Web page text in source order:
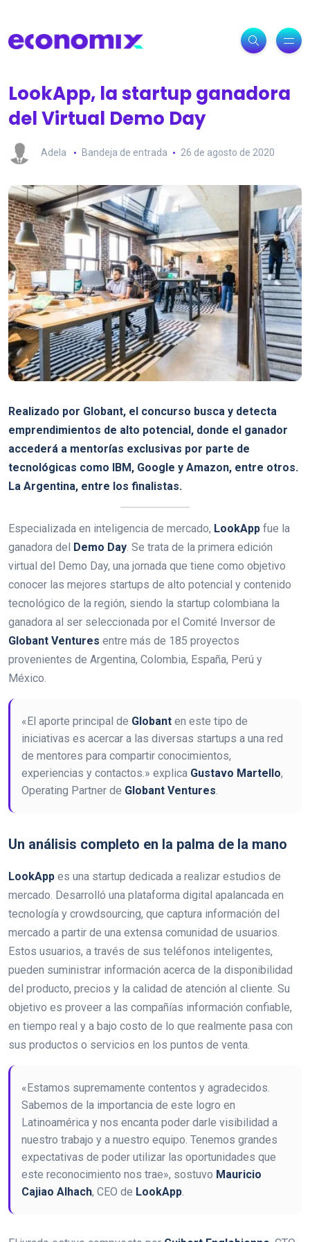
LookApp, la startup ganadora
del Virtual Demo Day
Adela Bandeja de entrada 26 de agosto de 2020
Realizado por Globant, el concurso busca y detecta
emprendimientos de alto potencial, donde el ganador
accederá a mentorías exclusivas por parte de
tecnológicas como IBM, Google y Amazon, entre otros.
La Argentina, entre los finalistas.
Especializada en inteligencia de mercado, LookApp fue la
ganadora del Demo Day . Se trata de la primera edición
virtual del Demo Day, una jornada que tiene como objetivo
conocer las mejores startups de alto potencial y contenido
tecnológico de la región, siendo la startup colombiana la
ganadora al ser seleccionada por el Comité Inversor de
Globant Ventures entre más de 185 proyectos
provenientes de Argentina, Colombia, España, Perú y
México.
«El aporte principal de Globant en este tipo de
iniciativas es acercar a las diversas startups a una red
de mentores para compartir conocimientos,
experiencias y contactos.» explica Gustavo Martello,
Operating Partner de Globant Ventures
Un análisis completo en la palma de la mano
LookApp es una startup dedicada a realizar estudios de
mercado. Desarrolló una plataforma digital apalancada en
tecnología y crowdsourcing, que captura información del
mercado a partir de una extensa comunidad de usuarios.
Estos usuarios, a través de sus teléfonos inteligentes,
pueden suministrar información acerca de la disponibilidad
del producto, precios y la calidad de atención al cliente. Su
objetivo es proveer a las compañías información confiable,
en tiempo real y a bajo costo de lo que realmente pasa con
sus productos o servicios en los puntos de venta.
«Estamos supremamente contentos y agradecidos.
Sabemos de la importancia de este logro en
Latinoamérica y nos encanta poder darle visibilidad a
nuestro trabajo y a nuestro equipo. Tenemos grandes
expectativas de poder utilizar las oportunidades que
este reconocimiento nos trae», sostuvo Mauricio
Cajiao Alhach, CEO de LookApp